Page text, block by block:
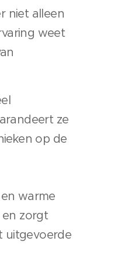
niet alleen
weet
ze
op de
warme
en zorgt
uitgevoerde